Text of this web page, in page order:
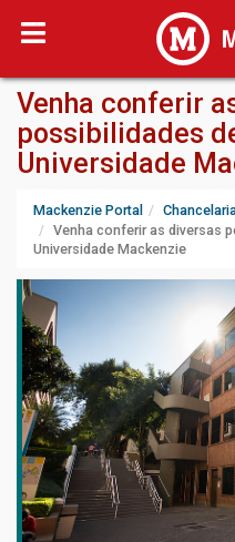
Venha conferir
possibilidades
Universidade
Mackenzie Portal
Venha conferir as diversas
Universidade Mackenzie